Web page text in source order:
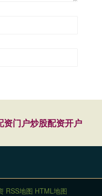
资门户炒股配资开户
RSS地图 HTML地图